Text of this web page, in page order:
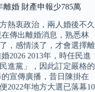
婚 財產申報少785萬
熱衷政治，兩人婚後不久
傳出離婚消息，熟悉林
，感情淡了，才會選擇離
2026 2013年，時任民進
進黨」，因此訂定嚴格的
宣傳廣播，昔日陳掛在
2022年地方大選已落幕10